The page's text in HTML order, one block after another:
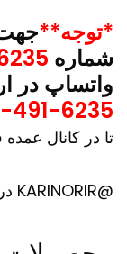
*توجه**
شماره
واتساپ در
491-6235
تا در کانال
@KARINORIR در تلگرام